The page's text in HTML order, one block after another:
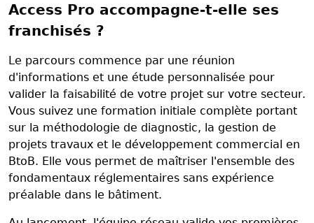
Access Pro accompagne-t-elle ses
franchisés ?
Le parcours commence par une réunion
d'informations et une étude personnalisée pour
valider la faisabilité de votre projet sur votre secteur.
Vous suivez une formation initiale complète portant
sur la méthodologie de diagnostic, la gestion de
projets travaux et le développement commercial en
BtoB. Elle vous permet de maîtriser l'ensemble des
fondamentaux réglementaires sans expérience
préalable dans le bâtiment.